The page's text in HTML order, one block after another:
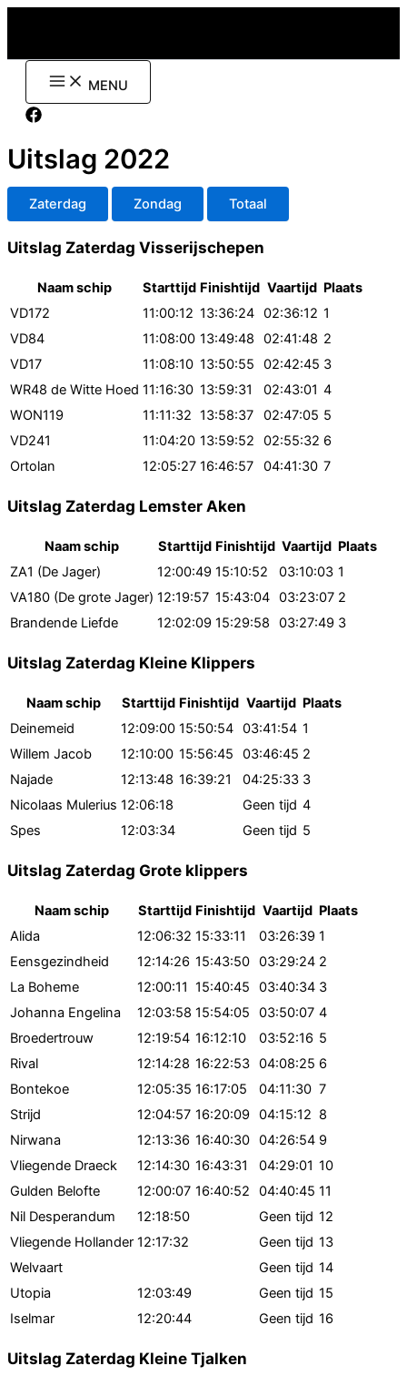
de
MENU
Uitslag 2022
Zaterdag Zondag Totaal
Uitslag Zaterdag Visserijschepen
Naam schip Starttijd Finishtijd Vaartijd Plaats
VD172
11:00:12 13:36:24 02:36:12 1
VD84
11:08:00 13:49:48 02:41:48 2
VD17
11:08:10 13:50:55 02:42:45 3
WR48 de Witte Hoed 11:16:30 13:59:31 02:43:01 4
WON119
11:11:32 13:58:37 02:47:05 5
VD241
11:04:20 13:59:52 02:55:32 6
Ortolan
12:05:27 16:46:57 04:41:30 7
Uitslag Zaterdag Lemster Aken
Naam schip Starttijd Finishtijd Vaartijd Plaats
ZA1 (De Jager)
12:00:49 15:10:52 03:10:03 1
VA180 (De grote Jager) 12:19:57 15:43:04 03:23:07 2
Brandende Liefde
12:02:09 15:29:58 03:27:49 3
Uitslag Zaterdag Kleine Klippers
Naam schip Starttijd Finishtijd Vaartijd Plaats
Deinemeid
12:09:00 15:50:54 03:41:54 1
Willem Jacob
12:10:00 15:56:45 03:46:45 2
Najade
12:13:48 16:39:21 04:25:33 3
Nicolaas Mulerius 12:06:18 Geen tijd 4
Spes
12:03:34 Geen tijd 5
Uitslag Zaterdag Grote klippers
Naam schip Starttijd Finishtijd Vaartijd Plaats
Alida
12:06:32 15:33:11 03:26:39 1
Eensgezindheid
12:14:26 15:43:50 03:29:24 2
La Boheme
12:00:11 15:40:45 03:40:34 3
Johanna Engelina
12:03:58 15:54:05 03:50:07 4
Broedertrouw
12:19:54 16:12:10 03:52:16 5
Rival
12:14:28 16:22:53 04:08:25 6
Bontekoe
12:05:35 16:17:05 04:11:30 7
Strijd
12:04:57 16:20:09 04:15:12 8
Nirwana
12:13:36 16:40:30 04:26:54 9
Vliegende Draeck
12:14:30 16:43:31 04:29:01 10
Gulden Belofte
12:00:07 16:40:52 04:40:45 11
Nil Desperandum
12:18:50 Geen tijd 12
Vliegende Hollander 12:17:32 Geen tijd 13
Welvaart
Geen tijd 14
Utopia
12:03:49 Geen tijd 15
Iselmar
12:20:44 Geen tijd 16
Uitslag Zaterdag Kleine Tjalken